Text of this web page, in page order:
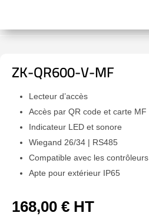
ZK-QR600-V-MF
Lecteur d’accès
Accès par QR code et carte MF
Indicateur LED et sonore
Wiegand 26/34 | RS485
Compatible avec les
Apte pour extérieur IP65
168,00 € HT